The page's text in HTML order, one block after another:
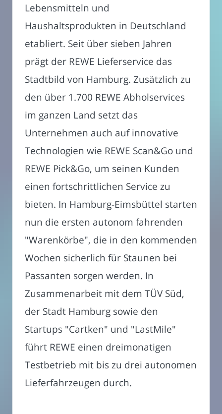
Lebensmitteln und
Haushaltsprodukten in Deutschland
etabliert. Seit über sieben Jahren
prägt der REWE Lieferservice das
Stadtbild von Hamburg. Zusätzlich zu
den über 1.700 REWE Abholservices
im ganzen Land setzt das
Unternehmen auch auf innovative
Technologien wie REWE Scan&Go und
REWE Pick&Go, um seinen Kunden
einen fortschrittlichen Service zu
bieten. In Hamburg-Eimsbüttel starten
nun die ersten autonom fahrenden
"Warenkörbe", die in den kommenden
Wochen sicherlich für Staunen bei
Passanten sorgen werden. In
Zusammenarbeit mit dem TÜV Süd,
der Stadt Hamburg sowie den
Startups "Cartken" und "LastMile"
führt REWE einen dreimonatigen
Testbetrieb mit bis zu drei autonomen
Lieferfahrzeugen durch.